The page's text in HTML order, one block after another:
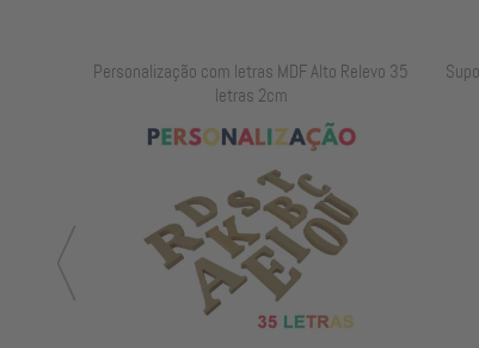
Personalização com letras MDF Alto Relevo 35
letras 2cm